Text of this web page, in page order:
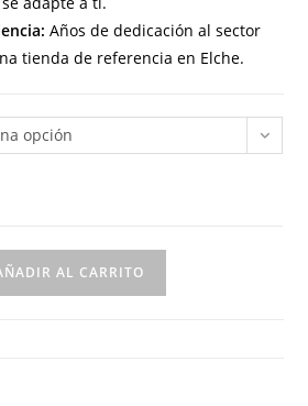
Años de dedicación al sector
tienda de referencia en Elche.
opción
AL CARRITO